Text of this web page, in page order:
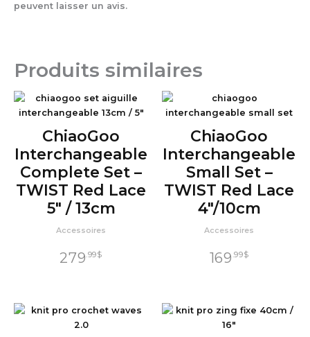
peuvent laisser un avis.
Produits similaires
ChiaoGoo
Interchangeable
Complete Set –
TWIST Red Lace
5″ / 13cm
Accessoires
279.99$
ChiaoGoo
Interchangeable
Small Set –
TWIST Red Lace
4″/10cm
Accessoires
169 .99$